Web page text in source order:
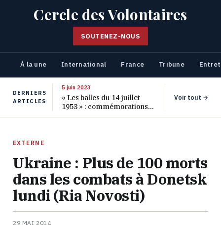
Cercle des Volontaires
SOUTENEZ-NOUS
À la une International France Tribune
DERNIERS
ARTICLES
5 juin 2023
« Les balles du 14 juillet
1953 » : commémorations
pour les 70 ans de ce
Voir tout →
EXTERNE
Ukraine : Plus de 100 morts
dans les combats à Donetsk
lundi (Ria Novosti)
29 MAI 2014